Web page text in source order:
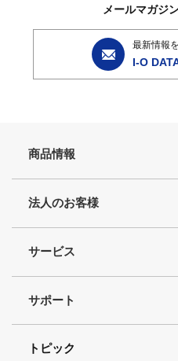
メールマガジ
最新情報
I-O
商品情報
法人のお客様
サービス
サポート
トピック